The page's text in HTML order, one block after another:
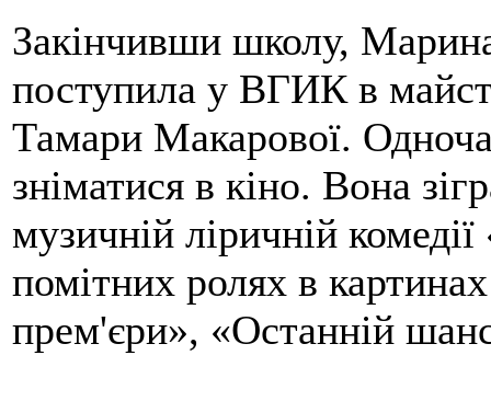
Закінчивши школу,
поступила у ВГИК в
Тамари Макарової.
зніматися в кіно. Вона
музичній ліричній
помітних ролях в
прем'єри», «Останній